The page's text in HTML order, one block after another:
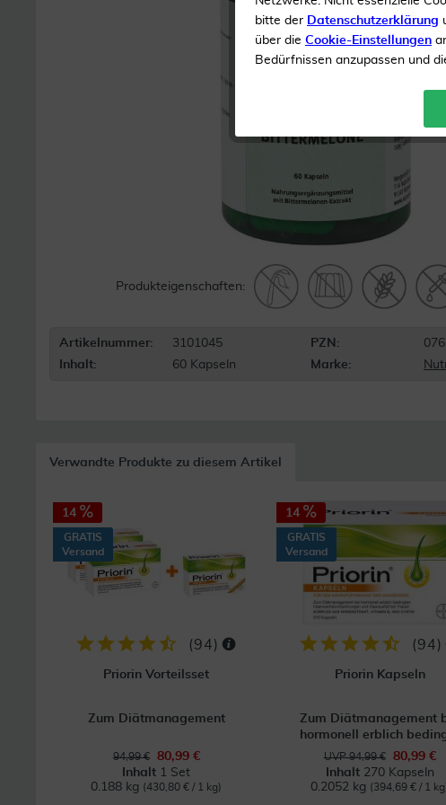
Produkteigenschaften:
Artikelnummer: 3101045 PZN:
Inhalt:
60 Kapseln Marke:
Verwandte Produkte zu diesem Artikel
14
GRATIS
Versand
(94)
Priorin Vorteilsset
Zum Diätmanagement
94,99 €
80,99 €
Inhalt 1 Set
0.188 kg (430,80 € / 1 kg)
14
GRATIS
Versand
(94)
Priorin Kapseln
Zum Diätmanagement
hormonell erblich
UVP 94,99 €
80,99 €
Inhalt 270 Kapseln
0.2052 kg (394,69 € / 1
bitte der Datenschutzerklärung
über die Cookie-Einstellungen
Bedürfnissen anzupassen und